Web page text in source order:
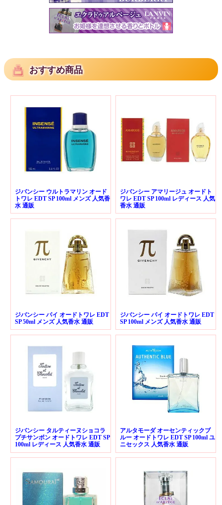
おすすめ商品
ジバンシー ウルトラマリン オード
トワレ EDT SP 100ml メンズ 人気香
水 通販
ジバンシー アマリージュ オードト
ワレ EDT SP 100ml レディース 人気
香水 通販
ジバンシー パイ オードトワレ EDT
SP 50ml メンズ 人気香水 通販
ジバンシー パイ オードトワレ EDT
SP 100ml メンズ 人気香水 通販
ジバンシー タルティーヌショコラ
プチサンボン オードトワレ EDT SP
100ml レディース 人気香水 通販
アルタモーダ オーセンティックブ
ルー オードトワレ EDT SP 100ml ユ
ニセックス 人気香水 通販